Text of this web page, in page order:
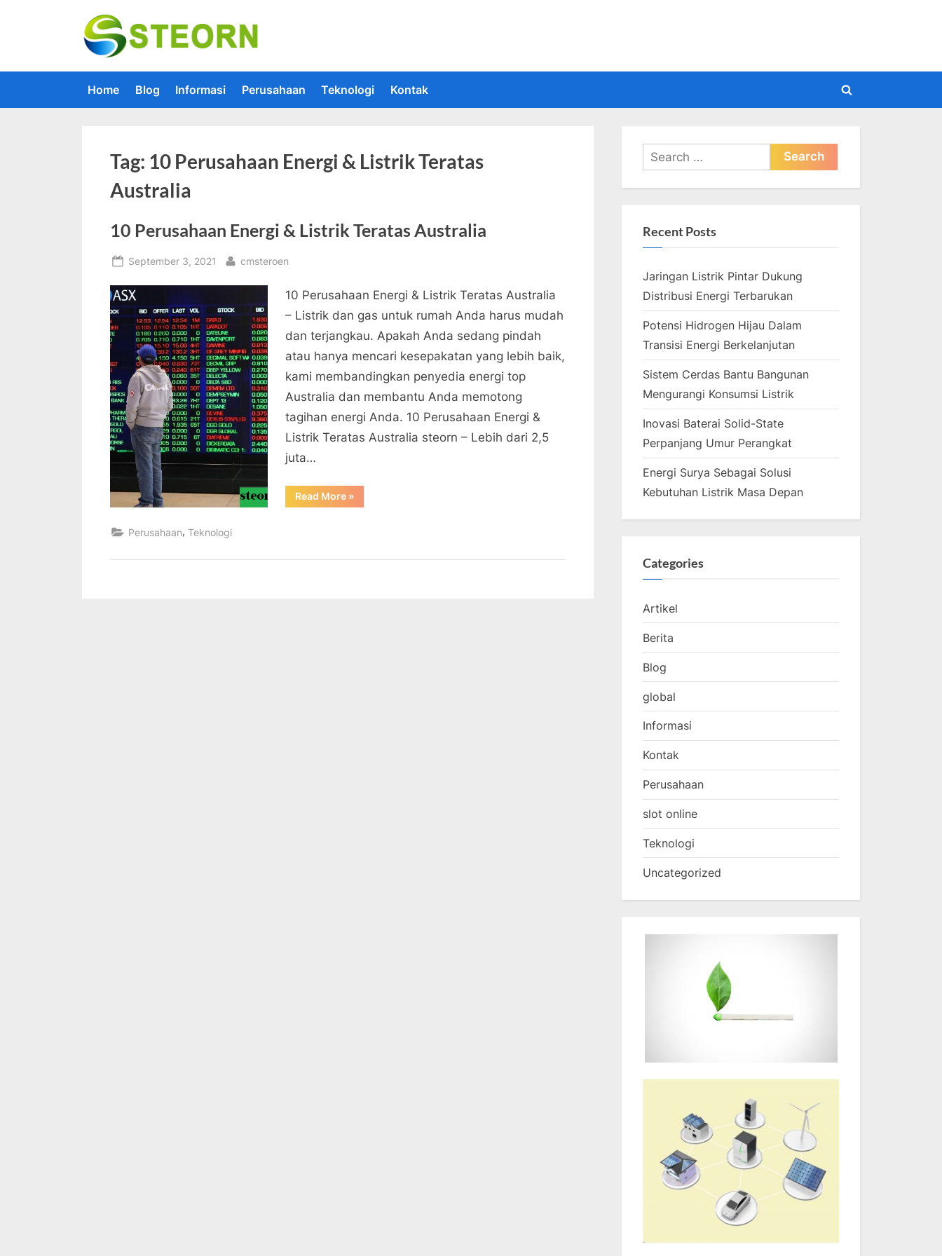
Home Blog Informasi Perusahaan Teknologi Kontak
Toggle
Tag: 10 Perusahaan Energi & Listrik Teratas
Australia
10 Perusahaan Energi & Listrik Teratas Australia
Posted
September 3, 2021 By
cmsteroen
10 Perusahaan Energi & Listrik Teratas Australia
– Listrik dan gas untuk rumah Anda harus mudah
dan terjangkau. Apakah Anda sedang pindah
atau hanya mencari kesepakatan yang lebih baik,
kami membandingkan penyedia energi top
Australia dan membantu Anda memotong
tagihan energi Anda. 10 Perusahaan Energi &
Listrik Teratas Australia steorn – Lebih dari 2,5
juta…
Read More“10
Perusahaan
»
Perusahaan, Teknologi
Search
for:
Recent Posts
Jaringan Listrik Pintar Dukung
Distribusi Energi Terbarukan
Potensi Hidrogen Hijau Dalam
Transisi Energi Berkelanjutan
Sistem Cerdas Bantu Bangunan
Mengurangi Konsumsi Listrik
Inovasi Baterai Solid-State
Perpanjang Umur Perangkat
Energi Surya Sebagai Solusi
Kebutuhan Listrik Masa Depan
Categories
Artikel
Berita
Blog
global
Informasi
Kontak
Perusahaan
slot online
Teknologi
Uncategorized